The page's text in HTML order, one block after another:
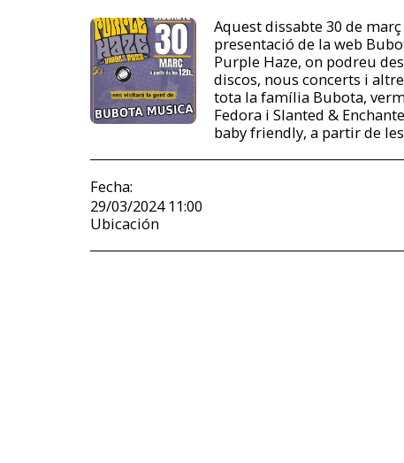
Aquest dissabte 30 de
presentació de la web
Purple Haze, on podreu
discos, nous concerts i
tota la família Bubota,
Fedora i Slanted &
baby friendly, a partir de les
Fecha:
29/03/2024 11:00
Ubicación